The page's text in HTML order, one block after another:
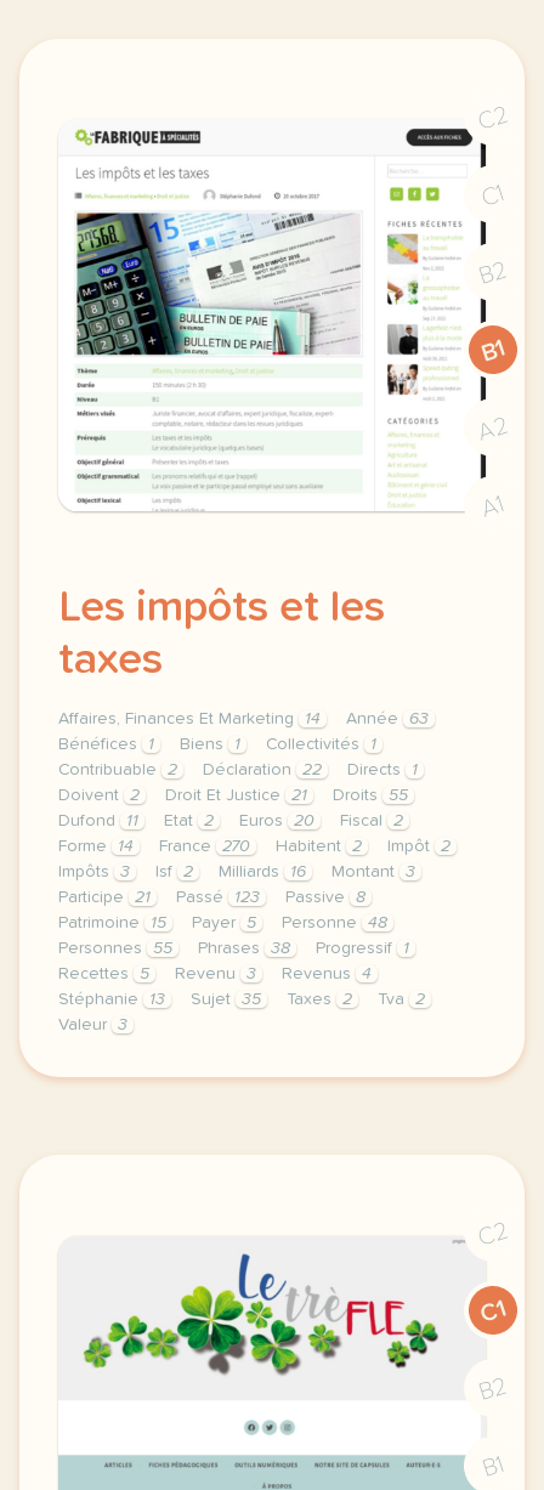
C2
C1
B2
B1
A2
A1
Les impôts et les
taxes
Affaires, Finances Et Marketing 14 Année
63
Bénéfices
1 Biens 1 Collectivités
1
Contribuable
2 Déclaration 22 Directs
1
Doivent
2 Droit Et Justice 21 Droits
55
Dufond
11 Etat 2 Euros 20 Fiscal
2
Forme
14 France 270 Habitent 2 Impôt
2
Impôts
3 Isf 2 Milliards 16 Montant
3
Participe
21 Passé 123 Passive
8
Patrimoine
15 Payer 5 Personne
48
Personnes
55 Phrases 38 Progressif
1
Recettes
5 Revenu 3 Revenus
4
Stéphanie
13 Sujet 35 Taxes 2 Tva
2
Valeur
3
theme affaires finances et marketing droit et
C2
C1
B2
B1